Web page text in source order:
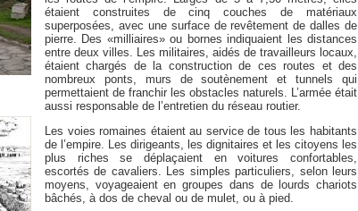
étaient construites de cinq couches de matériaux
superposées, avec une surface de revêtement de dalles de
pierre. Des «milliaires» ou bornes indiquaient les distances
entre deux villes. Les militaires, aidés de travailleurs locaux,
étaient chargés de la construction de ces routes et des
nombreux ponts, murs de soutènement et tunnels qui
permettaient de franchir les obstacles naturels. L’armée était
aussi responsable de l’entretien du réseau routier.
Les voies romaines étaient au service de tous les habitants
de l’empire. Les dirigeants, les dignitaires et les citoyens les
plus riches se déplaçaient en voitures confortables,
escortés de cavaliers. Les simples particuliers, selon leurs
moyens, voyageaient en groupes dans de lourds chariots
bâchés, à dos de cheval ou de mulet, ou à pied.